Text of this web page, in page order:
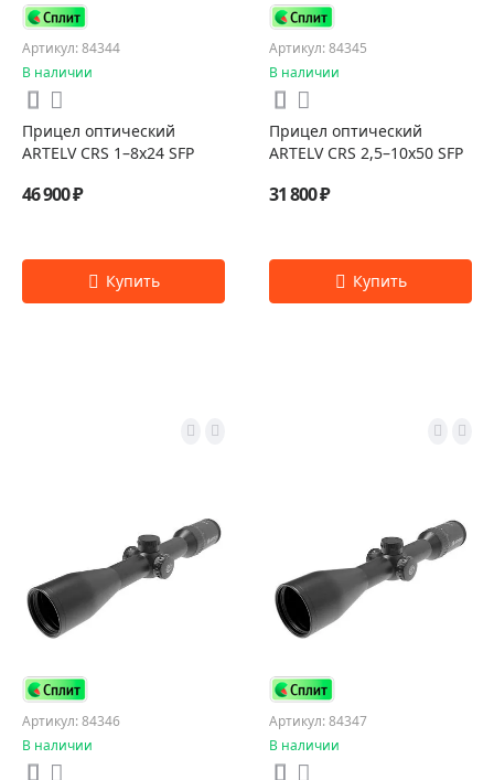
Артикул: 84344
В наличии
Прицел оптический
ARTELV CRS 1–8x24 SFP
46 900 ₽
Артикул: 84345
В наличии
Прицел оптический
ARTELV CRS 2,5–10x50 SFP
31 800 ₽
Артикул: 84346
В наличии
Артикул: 84347
В наличии